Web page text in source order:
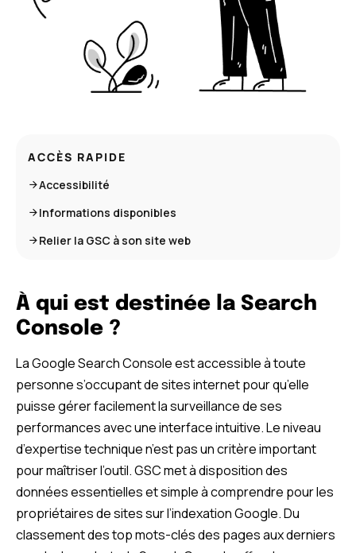
ACCÈS RAPIDE
Accessibilité
Informations disponibles
Relier la GSC à son site web
À qui est destinée la Search
Console ?
La Google Search Console est accessible à toute
personne s’occupant de sites internet pour qu’elle
puisse gérer facilement la surveillance de ses
performances avec une interface intuitive. Le niveau
d’expertise technique n’est pas un critère important
pour maîtriser l’outil. GSC met à disposition des
données essentielles et simple à comprendre pour les
propriétaires de sites sur l’indexation Google. Du
classement des top mots-clés des pages aux derniers